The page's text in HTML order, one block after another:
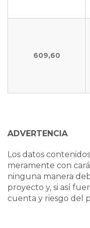
609,60
ADVERTENCIA
Los datos
meramente con
ninguna manera
proyecto y, si así
cuenta y riesgo del